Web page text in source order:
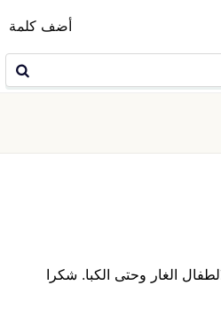
أضف كلمة
الغار وحتى الكبا. شكرا